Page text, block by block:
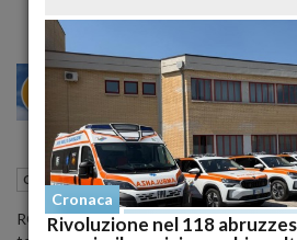
MILANO
Cronaca nazionale 01 Agosto 2015
ROMA - "Qui i bambini non possono
Cronaca
Rivoluzione nel 118